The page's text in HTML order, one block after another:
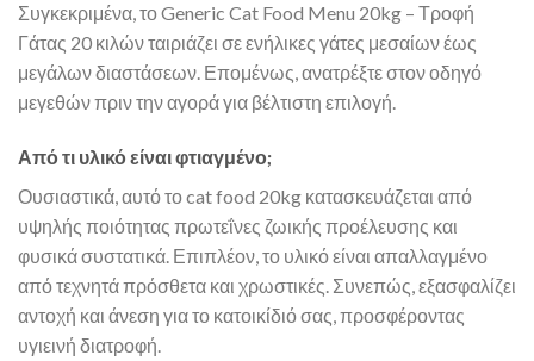
Συγκεκριμένα, το Generic Cat Food Menu 20kg – Τροφή
Γάτας 20 κιλών ταιριάζει σε ενήλικες γάτες μεσαίων έως
μεγάλων διαστάσεων. Επομένως, ανατρέξτε στον οδηγό
μεγεθών πριν την αγορά για βέλτιστη επιλογή.
Από τι υλικό είναι φτιαγμένο;
Ουσιαστικά, αυτό το cat food 20kg κατασκευάζεται από
υψηλής ποιότητας πρωτεΐνες ζωικής προέλευσης και
φυσικά συστατικά. Επιπλέον, το υλικό είναι απαλλαγμένο
από τεχνητά πρόσθετα και χρωστικές. Συνεπώς, εξασφαλίζει
αντοχή και άνεση για το κατοικίδιό σας, προσφέροντας
υγιεινή διατροφή.